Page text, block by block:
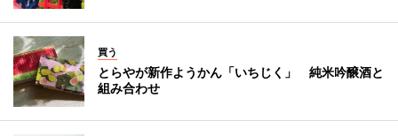
買う
とらやが新作ようかん「いちじく」 純米吟醸酒と
組み合わせ